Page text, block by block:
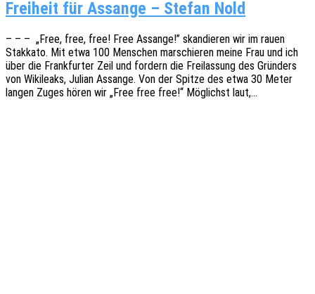
Freiheit für Assange – Stefan Nold
– – – „Free, free, free! Free Assan­ge!” skan­die­ren wir im rauen
Stak­ka­to. Mit etwa 100 Menschen marschie­ren meine Frau und ich
über die Frank­fur­ter Zeil und fordern die Frei­las­sung des Grün­ders
von Wiki­leaks, Julian Assan­ge. Von der Spitze des etwa 30 Meter
langen Zuges hören wir „Free free free!“ Möglichst laut,…